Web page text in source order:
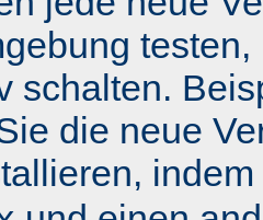
schalten.
die neue